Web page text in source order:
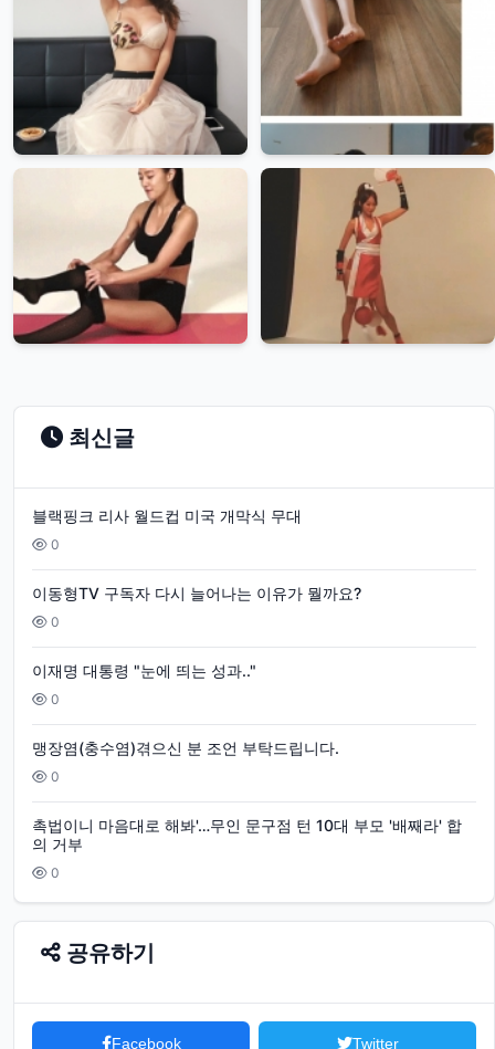
최신글
블랙핑크 리사 월드컵 미국 개막식 무대
0
이동형TV 구독자 다시 늘어나는 이유가 뭘까요?
0
이재명 대통령 "눈에 띄는 성과.."
0
맹장염(충수염)겪으신 분 조언 부탁드립니다.
0
촉법이니 마음대로 해봐'…무인 문구점 턴 10대 부모 '배째라' 합
의 거부
0
공유하기
Facebook Twitter